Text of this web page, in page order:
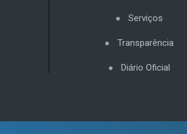
Serviços
Transparência
Diário Oficial